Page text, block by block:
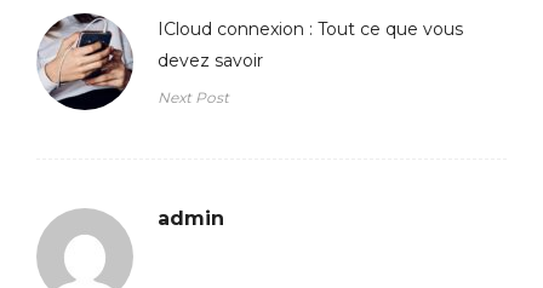
ICloud connexion : Tout ce que vous
devez savoir
Next Post
admin